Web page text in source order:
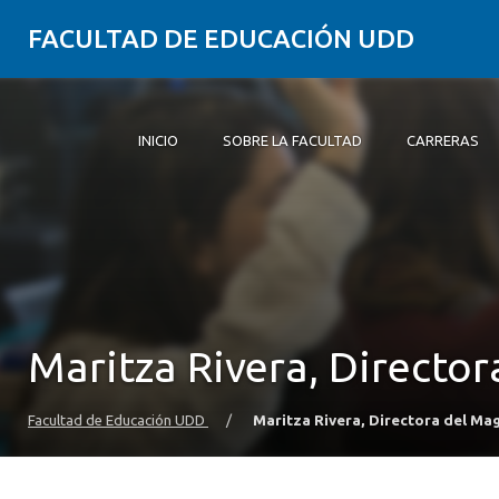
FACULTAD DE EDUCACIÓN UDD
INICIO SOBRE LA FACULTAD CARRERAS
Postgrado y Educación Continua
Maritza Rivera,
Facultad de Educación UDD / Maritza Rivera, Directora del